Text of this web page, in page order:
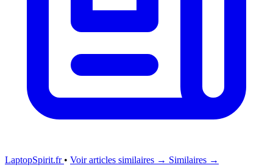
LaptopSpirit.fr • Voir articles similaires → Similaires →